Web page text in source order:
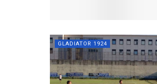
GLADIATOR 1924